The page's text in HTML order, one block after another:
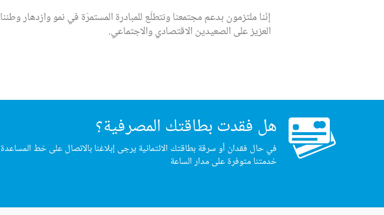
إنّنا ملتزمون بدعم مجتمعنا ونتطلّع للمبادرة المستمرّة في نمو وازدهار وطننا
العزيز على الصعيدين الاقتصادي والاجتماعي.
هل فقدت بطاقتك المصرفية؟
في حال فقدان أو سرقة بطاقتك الائتمانية يرجى إبلاغنا بالاتصال على خط المساعدة
خدمتنا متوفرة على مدار الساعة